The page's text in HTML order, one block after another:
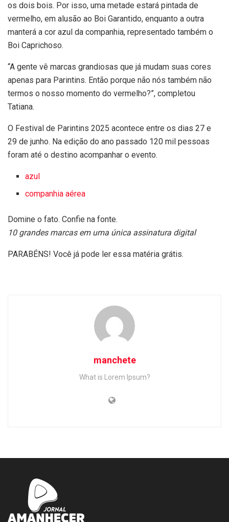
os dois bois. Por isso, uma metade estará pintada de
vermelho, em alusão ao Boi Garantido, enquanto a outra
manterá a cor azul da companhia, representado também o
Boi Caprichoso.
“A gente vê marcas grandiosas que já mudam suas cores
apenas para Parintins. Então porque não nós também não
termos o nosso momento do vermelho?”, completou
Tatiana.
O Festival de Parintins 2025 acontece entre os dias 27 e
29 de junho. Na edição do ano passado 120 mil pessoas
foram até o destino acompanhar o evento.
azul
companhia aérea
Domine o fato. Confie na fonte.
10 grandes marcas em uma única assinatura digital
PARABÉNS! Você já pode ler essa matéria grátis.
manchete
What is Lorem Ipsum?